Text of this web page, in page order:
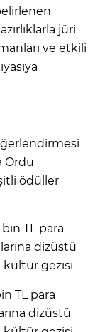
jüri
ve etkili
Ordu
ödüller
TL para
dizüstü
kültür gezisi
TL para
dizüstü